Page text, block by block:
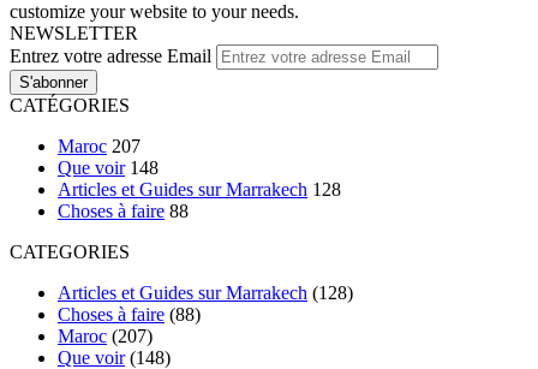
customize your website to your needs.
NEWSLETTER
Entrez votre adresse Email
CATÉGORIES
Maroc 207
Que voir 148
Articles et Guides sur Marrakech 128
Choses à faire 88
CATEGORIES
Articles et Guides sur Marrakech (128)
Choses à faire (88)
Maroc (207)
Que voir(148)